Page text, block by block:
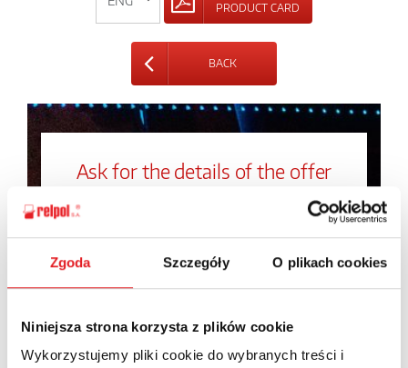
Zgoda Szczegóły O plikach cookies
Niniejsza strona korzysta z plików cookie
Wykorzystujemy pliki cookie do wybranych treści i
PRODUCT CARD
BACK
Ask for the details of the offer
Name: *
Email: *
Company: